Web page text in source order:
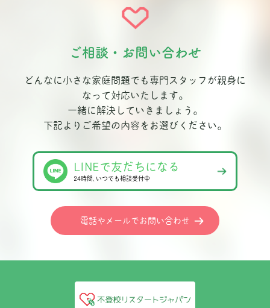
ご相談・お問い合わせ
どんなに小さな家庭問題でも専門スタッフが親身に
なって対応いたします。
一緒に解決していきましょう。
下記よりご希望の内容をお選びください。
LINEで友だちになる
24時間､いつでも相談受付中
電話やメールでお問い合わせ